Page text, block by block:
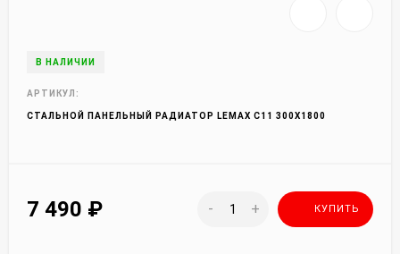
В НАЛИЧИИ
АРТИКУЛ:
СТАЛЬНОЙ ПАНЕЛЬНЫЙ РАДИАТОР LEMAX C11 300Х1800
7 490 ₽ - + КУПИТЬ